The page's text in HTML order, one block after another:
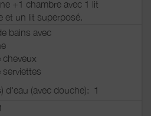
+1 chambre avec 1 lit
et un lit superposé.
bains avec
cheveux
serviettes
d'eau (avec douche):
1